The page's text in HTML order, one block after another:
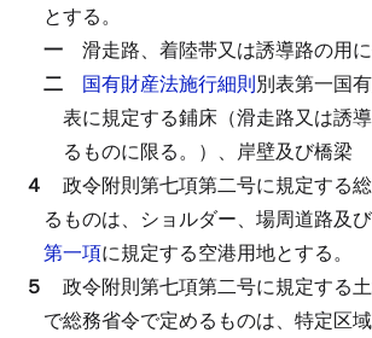
とする。
一 滑走路、着陸帯又は誘導路の用
二 国有財産法施行細則別表第一国
表に規定する鋪床（滑走路又は誘
るものに限る。）、岸壁及び橋梁
４ 政令附則第七項第二号に規定する
るものは、ショルダー、場周道路及び
第一項に規定する空港用地とする。
５ 政令附則第七項第二号に規定する
で総務省令で定めるものは、特定区